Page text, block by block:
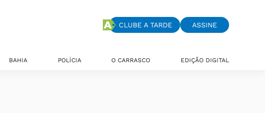
CLUBE A TARDE ASSINE
BAHIA POLÍCIA O CARRASCO EDIÇÃO DIGITAL